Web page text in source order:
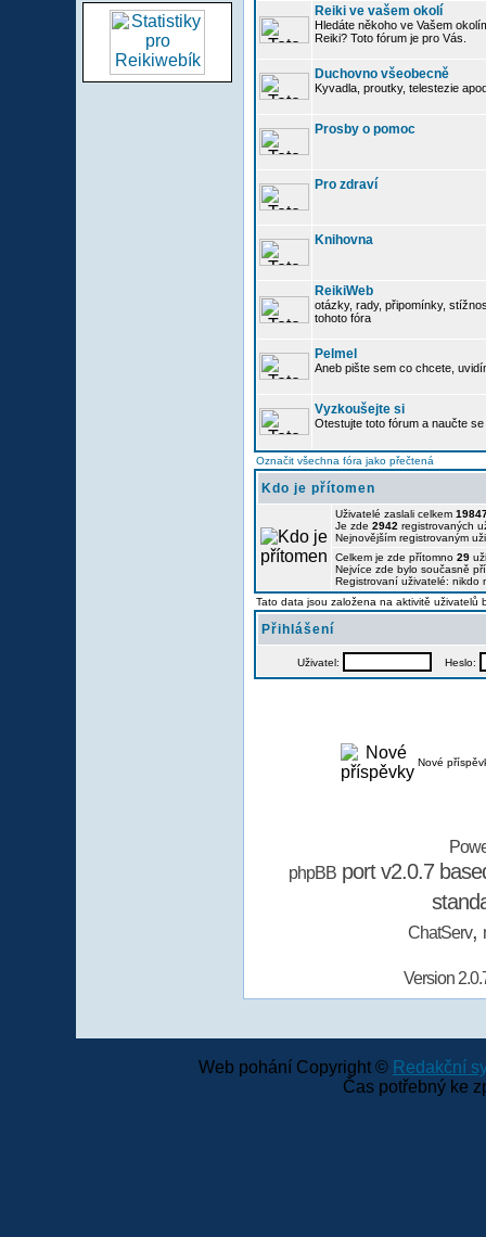
Reiki ve vašem okolí
Hledáte někoho ve Vašem
Reiki? Toto fórum je pro Vás.
Duchovno všeobecně
Kyvadla, proutky, telestezie
Prosby o pomoc
Pro zdraví
Knihovna
ReikiWeb
otázky, rady, připomínky,
tohoto fóra
Pelmel
Aneb pište sem co chcete,
Vyzkoušejte si
Otestujte toto fórum a naučte
Označit všechna fóra jako přečtená
Kdo je přítomen
Uživatelé zaslali celkem
Je zde 2942 registrovaných
Nejnovějším registrovaným
Celkem je zde přítomno 29
Nejvíce zde bylo současně
Registrovaní uživatelé: nikdo
Tato data jsou založena na aktivitě uživatelů
Přihlášení
Uživatel: Heslo:
Nové
phpBBport v2.0.7
ChatServ,
Version
Web pohání Copyright © Redakční
Čas potřebný ke